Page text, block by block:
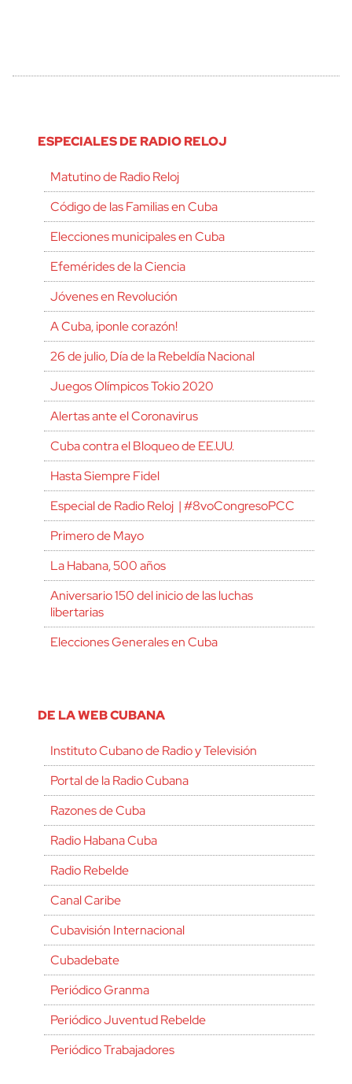
ESPECIALES DE RADIO RELOJ
Matutino de Radio Reloj
Código de las Familias en Cuba
Elecciones municipales en Cuba
Efemérides de la Ciencia
Jóvenes en Revolución
A Cuba, ¡ponle corazón!
26 de julio, Día de la Rebeldía Nacional
Juegos Olímpicos Tokio 2020
Alertas ante el Coronavirus
Cuba contra el Bloqueo de EE.UU.
Hasta Siempre Fidel
Especial de Radio Reloj | #8voCongresoPCC
Primero de Mayo
La Habana, 500 años
Aniversario 150 del inicio de las luchas
libertarias
Elecciones Generales en Cuba
DE LA WEB CUBANA
Instituto Cubano de Radio y Televisión
Portal de la Radio Cubana
Razones de Cuba
Radio Habana Cuba
Radio Rebelde
Canal Caribe
Cubavisión Internacional
Cubadebate
Periódico Granma
Periódico Juventud Rebelde
Periódico Trabajadores